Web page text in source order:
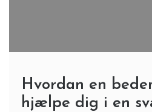
Hvordan en
hjælpe dig i en